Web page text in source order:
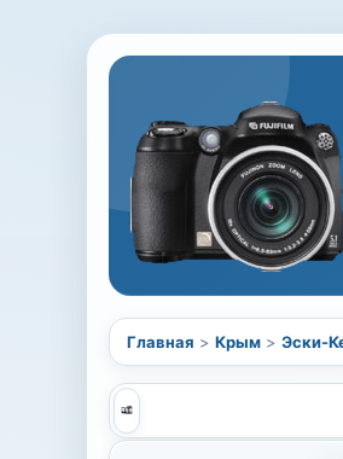
Главная > Крым > Эски-